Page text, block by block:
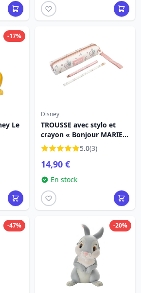
-17%
Le
Disney
TROUSSE avec stylo et
crayon « Bonjour MARIE »
- Disney LES
ARISTOCHATS
5.0(3)
14,90 €
En stock
-47% -20%